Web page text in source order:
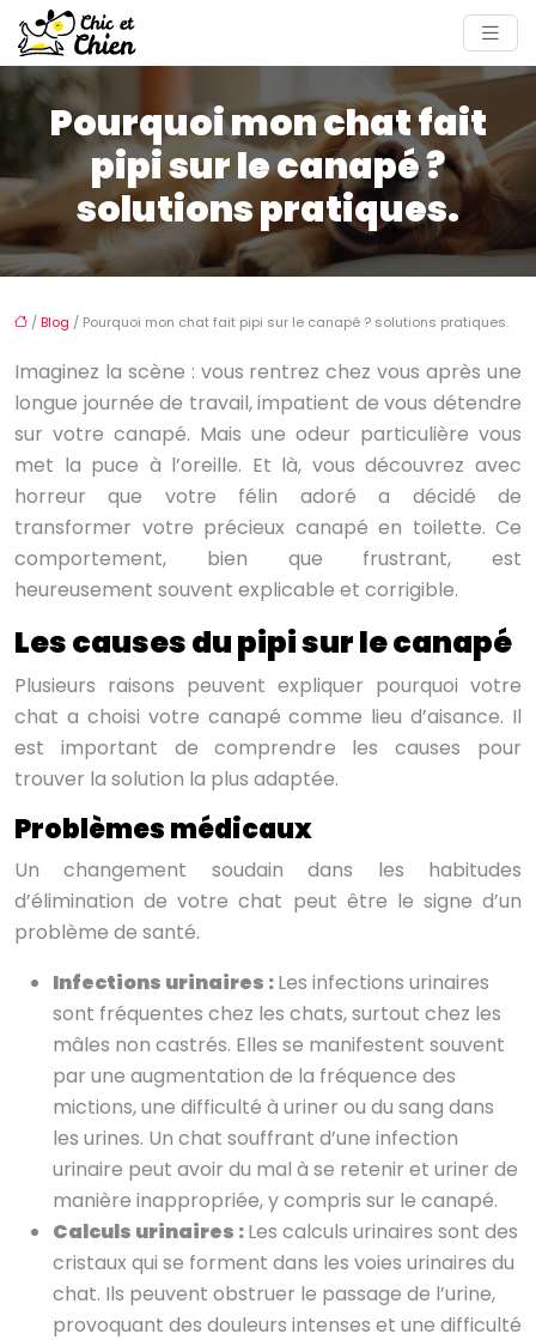
Pourquoi mon chat fait
pipi sur le canapé ?
solutions pratiques.
/Blog / Pourquoi mon chat fait pipi sur le canapé ? solutions pratiques.
Imaginez la scène : vous rentrez chez vous après une
longue journée de travail, impatient de vous détendre
sur votre canapé. Mais une odeur particulière vous
met la puce à l’oreille. Et là, vous découvrez avec
horreur que votre félin adoré a décidé de
transformer votre précieux canapé en toilette. Ce
comportement, bien que frustrant, est
heureusement souvent explicable et corrigible.
Les causes du pipi sur le canapé
Plusieurs raisons peuvent expliquer pourquoi votre
chat a choisi votre canapé comme lieu d’aisance. Il
est important de comprendre les causes pour
trouver la solution la plus adaptée.
Problèmes médicaux
Un changement soudain dans les habitudes
d’élimination de votre chat peut être le signe d’un
problème de santé.
Infections urinaires :Les infections urinaires
sont fréquentes chez les chats, surtout chez les
mâles non castrés. Elles se manifestent souvent
par une augmentation de la fréquence des
mictions, une difficulté à uriner ou du sang dans
les urines. Un chat souffrant d’une infection
urinaire peut avoir du mal à se retenir et uriner de
manière inappropriée, y compris sur le canapé.
Calculs urinaires :Les calculs urinaires sont des
cristaux qui se forment dans les voies urinaires du
chat. Ils peuvent obstruer le passage de l’urine,
provoquant des douleurs intenses et une difficulté